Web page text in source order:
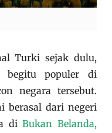
Turki sejak dulu,
populer di
negara tersebut.
berasal dari negeri
diBukan Belanda,